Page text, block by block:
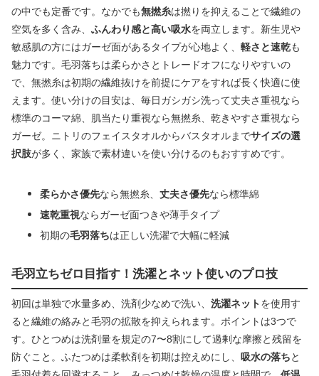
の中でも定番です。なかでも無撚糸は撚りを抑えることで繊維の
空気を多く含み、 ふんわり感と高い吸水を両立します。新生児や
敏感肌の方にはガーゼ面があるタイプが心地よく、 軽さと速乾も
魅力です。毛羽落ちは柔らかさとトレードオフになりやすいの
で、無撚糸は初期の繊維抜けを前提にケアをすれば長く快適に使
えます。使い分けの目安は、毎日ガシガシ洗って丈夫さ重視なら
標準のコーマ綿、肌当たり重視なら無撚糸、乾きやすさ重視なら
ガーゼ。ニトリのフェイスタオルからバスタオルまでサイズの選
択肢が多く、家族で素材違いを使い分けるのもおすすめです。
柔らかさ優先なら無撚糸、 丈夫さ優先なら標準綿
速乾重視ならガーゼ面つきや薄手タイプ
初期の毛羽落ちは正しい洗濯で大幅に軽減
毛羽立ちゼロ目指す！洗濯とネット使いのプロ技
初回は単独で水量多め、洗剤少なめで洗い、 洗濯ネットを使用す
ると繊維の絡みと毛羽の拡散を抑えられます。ポイントは3つで
す。ひとつめは洗剤量を規定の7〜8割にして過剰な摩擦と残留を
防ぐこと。ふたつめは柔軟剤を初期は控えめにし、
吸水の落ちと